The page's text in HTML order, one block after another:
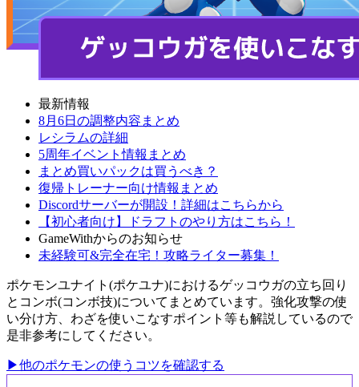
最新情報
8月6日の調整内容まとめ
レシラムの詳細
5周年イベント情報まとめ
まとめ買いパックは買うべき？
復帰トレーナー向け情報まとめ
Discordサーバーが開設！詳細はこちらから
【初心者向け】ドラフトのやり方はこちら！
GameWithからのお知らせ
未経験可&完全在宅！攻略ライター募集！
ポケモンユナイト(ポケユナ)におけるゲッコウガの立ち回り
とコンボ(コンボ技)についてまとめています。強化攻撃の使
い分け方、わざを使いこなすポイント等も解説しているので
是非参考にしてください。
▶他のポケモンの使うコツを確認する